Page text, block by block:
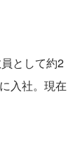
として約2
入社。現在